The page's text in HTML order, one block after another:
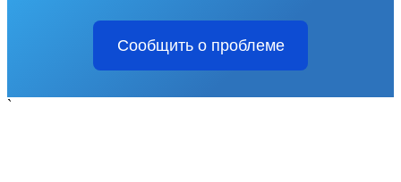
Сообщить о проблеме
`